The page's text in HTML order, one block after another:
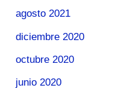
agosto 2021
diciembre 2020
octubre 2020
junio 2020